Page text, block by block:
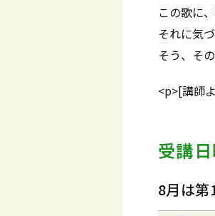
この歌に
それに気
そう、そ
<p>[講師
受講
8月は第